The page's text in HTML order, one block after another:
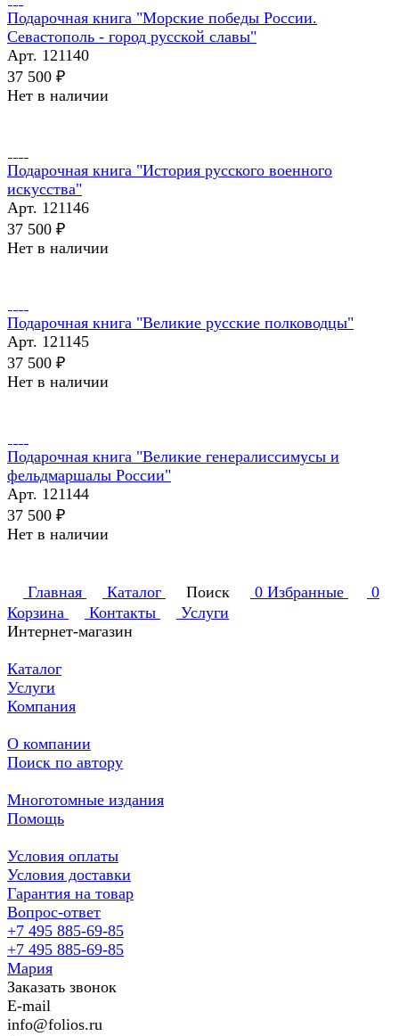
Подарочная книга "Морские победы России.
Севастополь - город русской славы"
Арт. 121140
37 500 ₽
Нет в наличии
Подарочная книга "История русского военного
искусства"
Арт. 121146
37 500 ₽
Нет в наличии
Подарочная книга "Великие русские полководцы"
Арт. 121145
37 500 ₽
Нет в наличии
Подарочная книга "Великие генералиссимусы и
фельдмаршалы России"
Арт. 121144
37 500 ₽
Нет в наличии
Главная Каталог Поиск 0 Избранные
0
Корзина
Контакты
Услуги
Интернет-магазин
Каталог
Услуги
Компания
О компании
Поиск по автору
Многотомные издания
Помощь
Условия оплаты
Условия доставки
Гарантия на товар
Вопрос-ответ
+7 495 885-69-85
+7 495 885-69-85
Мария
Заказать звонок
E-mail
info@folios.ru